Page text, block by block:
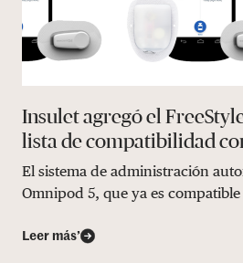
Insulet agregó el
lista de compatibilidad
El sistema de administración
Omnipod 5, que ya es
Leer más’